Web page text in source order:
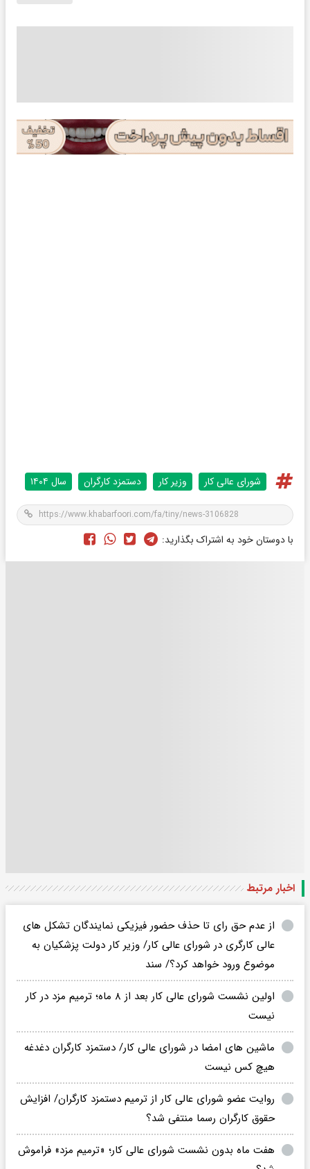
شورای عالی کار وزیر کار دستمزد کارگران سال ۱۴۰۴
با دوستان خود به اشتراک بگذارید:
اخبار مرتبط
از عدم حق رای تا حذف حضور فیزیکی نمایندگان تشکل های
عالی کارگری در شورای عالی کار/ وزیر کار دولت پزشکیان به
موضوع ورود خواهد کرد؟/ سند
اولین نشست شورای عالی کار بعد از ۸ ماه؛ ترمیم مزد در کار
نیست
ماشین های امضا در شورای عالی کار/ دستمزد کارگران دغدغه
هیچ کس نیست
روایت عضو شورای عالی کار از ترمیم دستمزد کارگران/ افزایش
حقوق کارگران رسما منتفی شد؟
هفت ماه بدون نشست شورای عالی کار؛ «ترمیم مزد» فراموش